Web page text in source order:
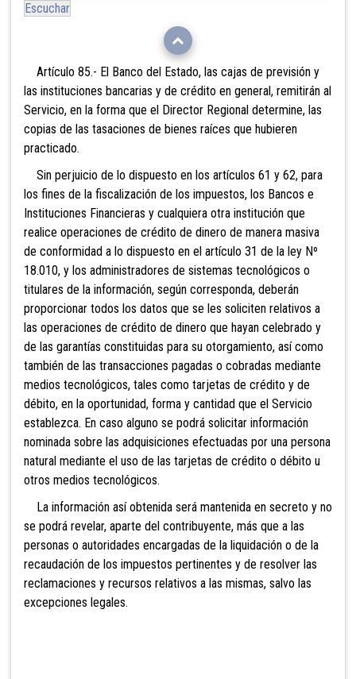
Escuchar
Artículo 85.- El Banco del Estado, las cajas de previsión y
las instituciones bancarias y de crédito en general, remitirán al
Servicio, en la forma que el Director Regional determine, las
copias de las tasaciones de bienes raíces que hubieren
practicado.
Sin perjuicio de lo dispuesto en los artículos 61 y 62, para
los fines de la fiscalización de los impuestos, los Bancos e
Instituciones Financieras y cualquiera otra institución que
realice operaciones de crédito de dinero de manera masiva
de conformidad a lo dispuesto en el artículo 31 de la ley Nº
18.010, y los administradores de sistemas tecnológicos o
titulares de la información, según corresponda, deberán
proporcionar todos los datos que se les soliciten relativos a
las operaciones de crédito de dinero que hayan celebrado y
de las garantías constituidas para su otorgamiento, así como
también de las transacciones pagadas o cobradas mediante
medios tecnológicos, tales como tarjetas de crédito y de
débito, en la oportunidad, forma y cantidad que el Servicio
establezca. En caso alguno se podrá solicitar información
nominada sobre las adquisiciones efectuadas por una persona
natural mediante el uso de las tarjetas de crédito o débito u
otros medios tecnológicos.
La información así obtenida será mantenida en secreto y no
se podrá revelar, aparte del contribuyente, más que a las
personas o autoridades encargadas de la liquidación o de la
recaudación de los impuestos pertinentes y de resolver las
reclamaciones y recursos relativos a las mismas, salvo las
excepciones legales.